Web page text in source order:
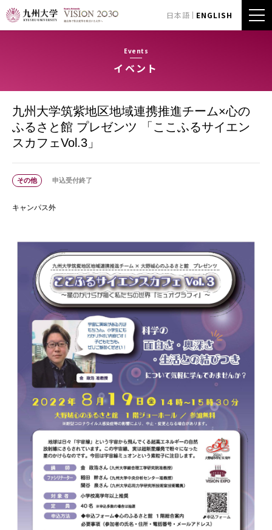
日本語 ENGLISH
Events
イベント
九州大学筑紫地区地域連携推進チーム×心の
ふるさと館 プレゼンツ 「ここふるサイエン
スカフェVol.3」
その他 申込受付終了
キャンパス外